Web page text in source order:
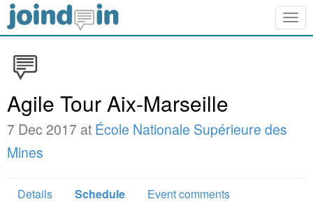
Agile Tour Aix-Marseille
7 Dec 2017 at École Nationale Supérieure des
Mines
Details Schedule
Event comments